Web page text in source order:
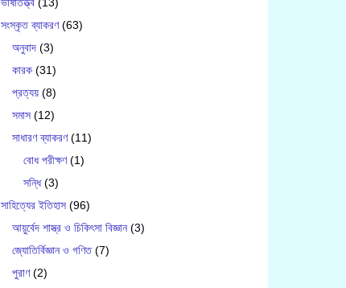
সংস্কৃত ব্যাকরণ(63)
অনুবাদ (3)
কারক (31)
প্রত্যয় (8)
সমাস (12)
সাধারণ ব্যাকরণ(11)
বোধ পরীক্ষণ(1)
সন্ধি(3)
সাহিত্যের ইতিহাস (96)
আয়ুর্বেদ শাস্ত্র ও চিকিৎসা বিজ্ঞান(3)
জ্যোতির্বিজ্ঞান ও গণিত(7)
পুরাণ(2)